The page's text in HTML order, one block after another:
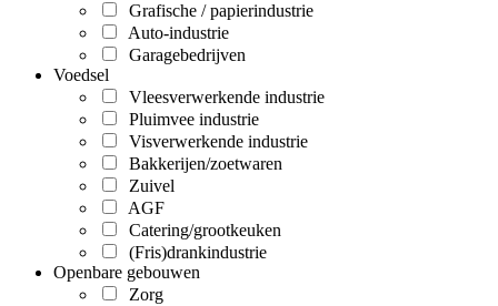
Grafische / papierindustrie
Auto-industrie
Garagebedrijven
Voedsel
Vleesverwerkende industrie
Pluimvee industrie
Visverwerkende industrie
Bakkerijen/zoetwaren
Zuivel
AGF
Catering/grootkeuken
(Fris)drankindustrie
Openbare gebouwen
Zorg